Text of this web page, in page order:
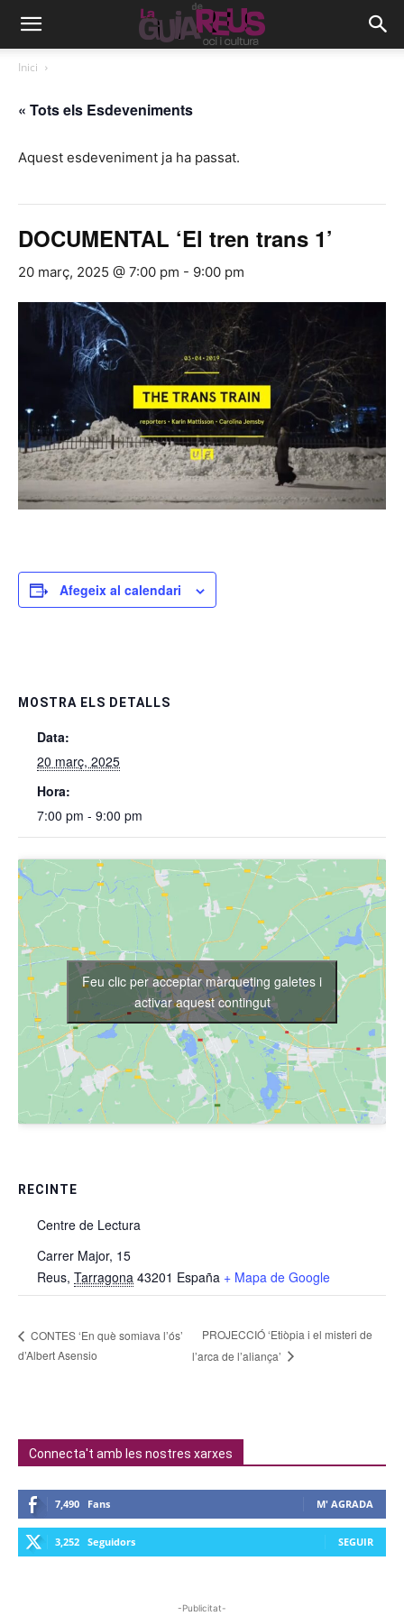
Inici
« Tots els Esdeveniments
Aquest esdeveniment ja ha passat.
DOCUMENTAL ‘El tren trans 1’
20 març, 2025 @ 7:00 pm - 9:00 pm
Afegeix al calendari
MOSTRA ELS DETALLS
Data:
20 març, 2025
Hora:
7:00 pm - 9:00 pm
RECINTE
Centre de Lectura
Carrer Major, 15
Reus, Tarragona 43201 España + Mapa de Google
Feu clic per acceptar màrqueting galetes i
activar aquest contingut
CONTES ‘En què somiava l’ós’
d’Albert Asensio
PROJECCIÓ ‘Etiòpia i el misteri de
l’arca de l’aliança’
Connecta't amb les nostres xarxes
7,490 Fans M' AGRADA
3,252 Seguidors SEGUIR
-Publicitat-